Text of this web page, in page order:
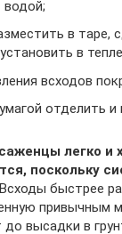
водой;
в таре,
в
всходов
отделить и
легко и
поскольку
Всходы быстрее
привычным
высадки в